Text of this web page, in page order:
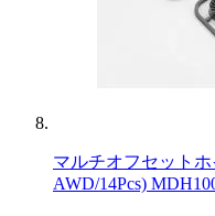
マルチオフセット
AWD/14Pcs)